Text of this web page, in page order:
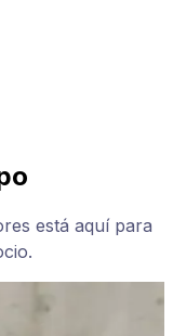
está aquí para